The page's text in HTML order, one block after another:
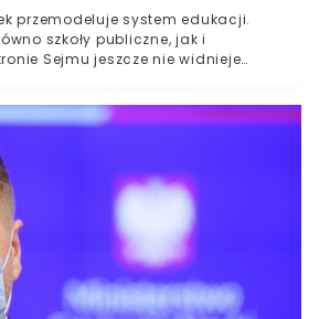
przemodeluje system edukacji.
szkoły publiczne, jak i
Sejmu jeszcze nie widnieje
ją częściowo samorządom.
prowadzącym daną szkołę.
nazwę placówki, wydają
dyrektora, mogą także
nadużyć i nagradzać za